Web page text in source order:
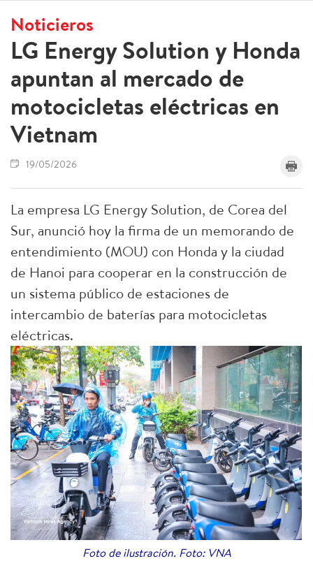
Noticieros
LG Energy Solution y Honda
apuntan al mercado de
motocicletas eléctricas en
Vietnam
19/05/2026
La empresa LG Energy Solution, de Corea del
Sur, anunció hoy la firma de un memorando de
entendimiento (MOU) con Honda y la ciudad
de Hanoi para cooperar en la construcción de
un sistema público de estaciones de
intercambio de baterías para motocicletas
eléctricas.
Foto de ilustración. Foto: VNA